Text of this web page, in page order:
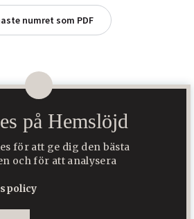
numret som PDF
största tidning för slöjd, folkkonst och
Hemslöjd Media AB som ägs av Svenska
Riksförbund.
med♥
på Hemslöjd
för att ge dig den bästa
och för att analysera